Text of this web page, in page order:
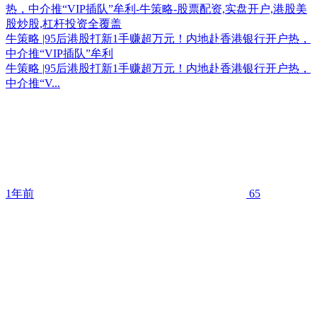
牛策略 |95后港股打新1手赚超万元！内地赴香港银行开户热，
中介推“VIP插队”牟利
牛策略 |95后港股打新1手赚超万元！内地赴香港银行开户热，
中介推“V...
1年前 65